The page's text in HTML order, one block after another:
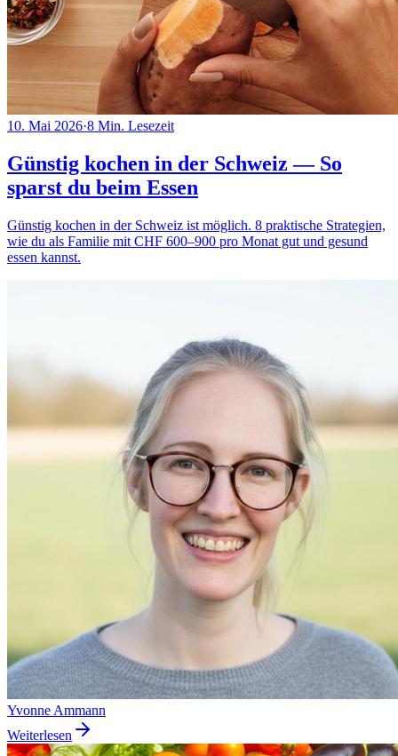
10. Mai 2026·8 Min. Lesezeit
Günstig kochen in der Schweiz — So
sparst du beim Essen
Günstig kochen in der Schweiz ist möglich. 8 praktische Strategien,
wie du als Familie mit CHF 600–900 pro Monat gut und gesund
essen kannst.
Yvonne Ammann
Weiterlesen